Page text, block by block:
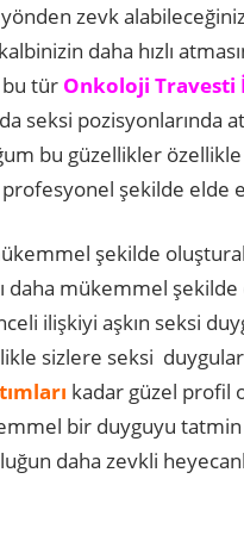
zevk
daha hızlı
bu tür Onkoloji Travesti
pozisyonlarında
bu güzellikler
şekilde elde
şekilde
mükemmel şekilde
ilişkiyi aşkın seksi
sizlere seksi
kadar güzel profil
bir duyguyu
daha zevkli